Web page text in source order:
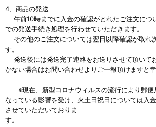
4、商品の発送
午前10時までに入金の確認がとれたご注文につ
での発送手続き処理を行わせていただきます。
その他のご注文については翌日以降確認が取れ
す。
発送後には発送完了連絡をお送りさせて頂いて
かない場合はお問い合わせよりご一報頂けますと
※現在、新型コロナウィルスの流行により郵便
なっている影響を受け、火土日祝日については入
させていただいておりま
す